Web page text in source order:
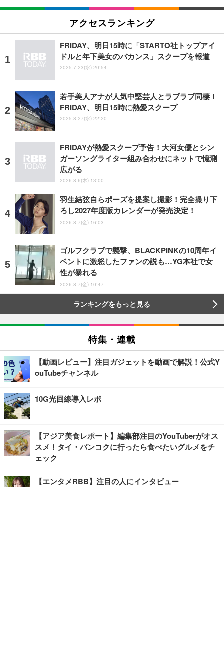
アクセスランキング
FRIDAY、明日15時に「STARTO社トップアイ
ドルと年下美女のバカンス」スクープを報道
2025.7.23(水) 20:54
若手美人アナが人気中堅芸人とラブラブ同棲！
FRIDAY、明日15時に熱愛スクープ
2025.8.27(水) 22:20
FRIDAYが熱愛スクープ予告！大河女優とシン
ガーソングライター組み合わせにネットで憶測
広がる
2026.8.6(木) 13:00
羽生結弦自らポーズを提案し撮影！完全撮り下
ろし2027年度版カレンダーが発売決定！
2026.8.7(金) 16:03
ゴルフクラブで襲撃、BLACKPINKの10周年イ
ベントに激怒したファンの説も…YG本社で女
性が暴れる
2026.8.7(金) 10:47
ランキングをもっと見る
特集・連載
【動画レビュー】注目ガジェットを動画で解説！公式Y
ouTubeチャンネル
10G光回線導入レポ
【アジア美食レポート】編集部注目のYouTuberがオス
スメ！タイ・バンコクに行ったら食べたいグルメをチ
ェック
【エンタメRBB】注目の人にインタビュー